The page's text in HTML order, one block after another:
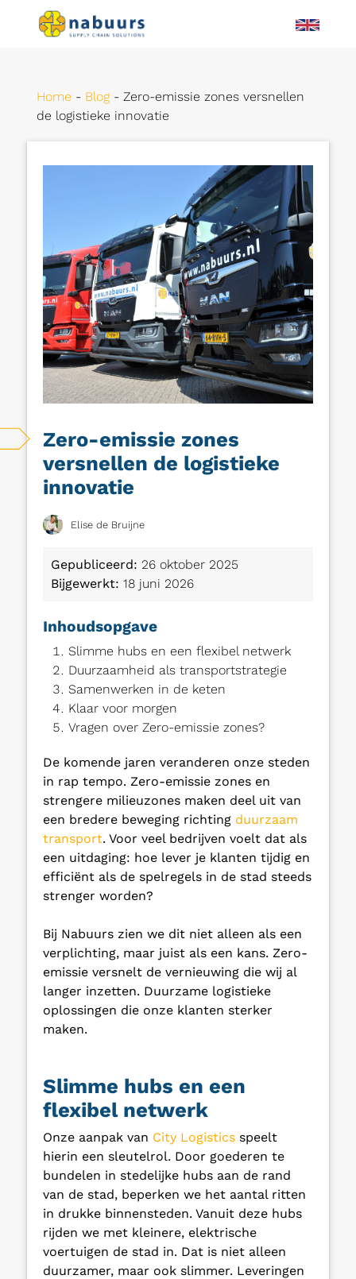
Home - Blog- Zero-emissie zones versnellen
de logistieke innovatie
Zero-emissie zones
versnellen de logistieke
innovatie
Elise de Bruijne
Gepubliceerd: 26 oktober 2025
Bijgewerkt: 18 juni 2026
Inhoudsopgave
Slimme hubs en een flexibel netwerk
Duurzaamheid als transportstrategie
Samenwerken in de keten
Klaar voor morgen
Vragen over Zero-emissie zones?
De komende jaren veranderen onze steden
in rap tempo. Zero-emissie zones en
strengere milieuzones maken deel uit van
een bredere beweging richting duurzaam
transport. Voor veel bedrijven voelt dat als
een uitdaging: hoe lever je klanten tijdig en
efficiënt als de spelregels in de stad steeds
strenger worden?
Bij Nabuurs zien we dit niet alleen als een
verplichting, maar juist als een kans. Zero-
emissie versnelt de vernieuwing die wij al
langer inzetten. Duurzame logistieke
oplossingen die onze klanten sterker
maken.
Slimme hubs en een
flexibel netwerk
Onze aanpak van City Logisticsspeelt
hierin een sleutelrol. Door goederen te
bundelen in stedelijke hubs aan de rand
van de stad, beperken we het aantal ritten
in drukke binnensteden. Vanuit deze hubs
rijden we met kleinere, elektrische
voertuigen de stad in. Dat is niet alleen
duurzamer, maar ook slimmer. Leveringen